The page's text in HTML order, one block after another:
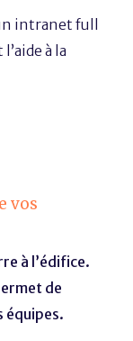
intranet full
à la
vos
à l’édifice.
de
équipes.